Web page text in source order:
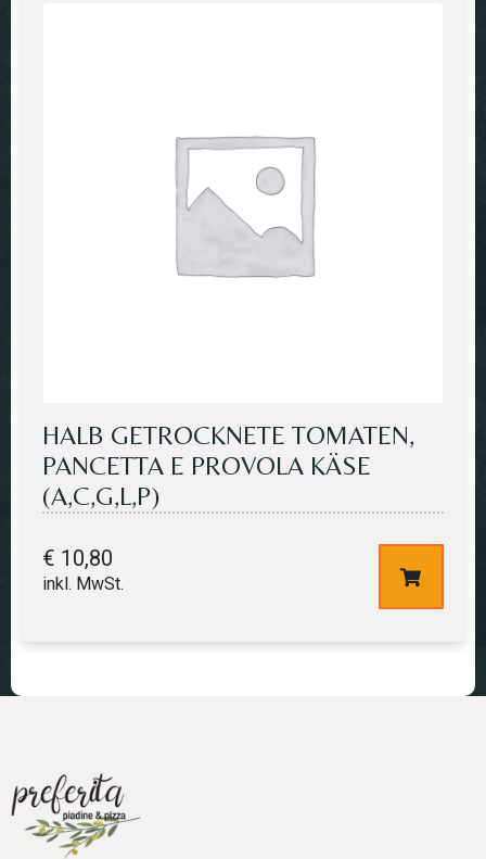
HALB GETROCKNETE TOMATEN,
PANCETTA E PROVOLA KÄSE
(A,C,G,L,P)
€ 10,80
inkl. MwSt.